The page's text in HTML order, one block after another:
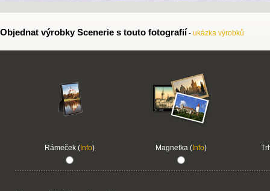
Objednat výrobky Scenerie s touto fotografií - ukázka výrobků
Rámeček (Info) Magnetka (Info)